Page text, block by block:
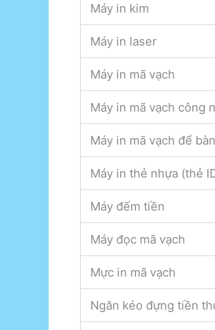
Máy in kim
Máy in laser
Máy in mã vạch
Máy in mã vạch công
Máy in mã vạch để bàn
Máy in thẻ nhựa (thẻ
Máy đếm tiền
Máy đọc mã vạch
Mực in mã vạch
Ngăn kéo đựng tiền